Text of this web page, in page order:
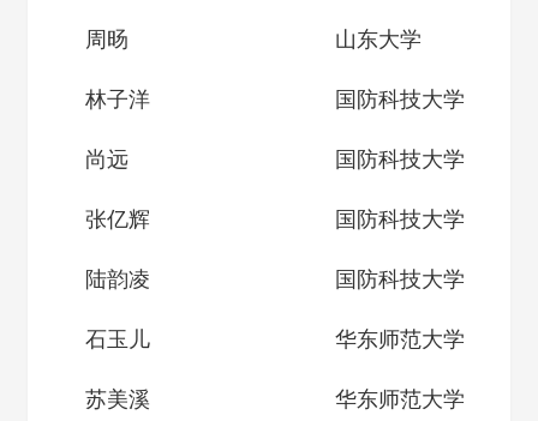
周旸 山东大学
林子洋 国防科技大学
尚远 国防科技大学
张亿辉 国防科技大学
陆韵凌 国防科技大学
石玉儿 华东师范大学
苏美溪 华东师范大学